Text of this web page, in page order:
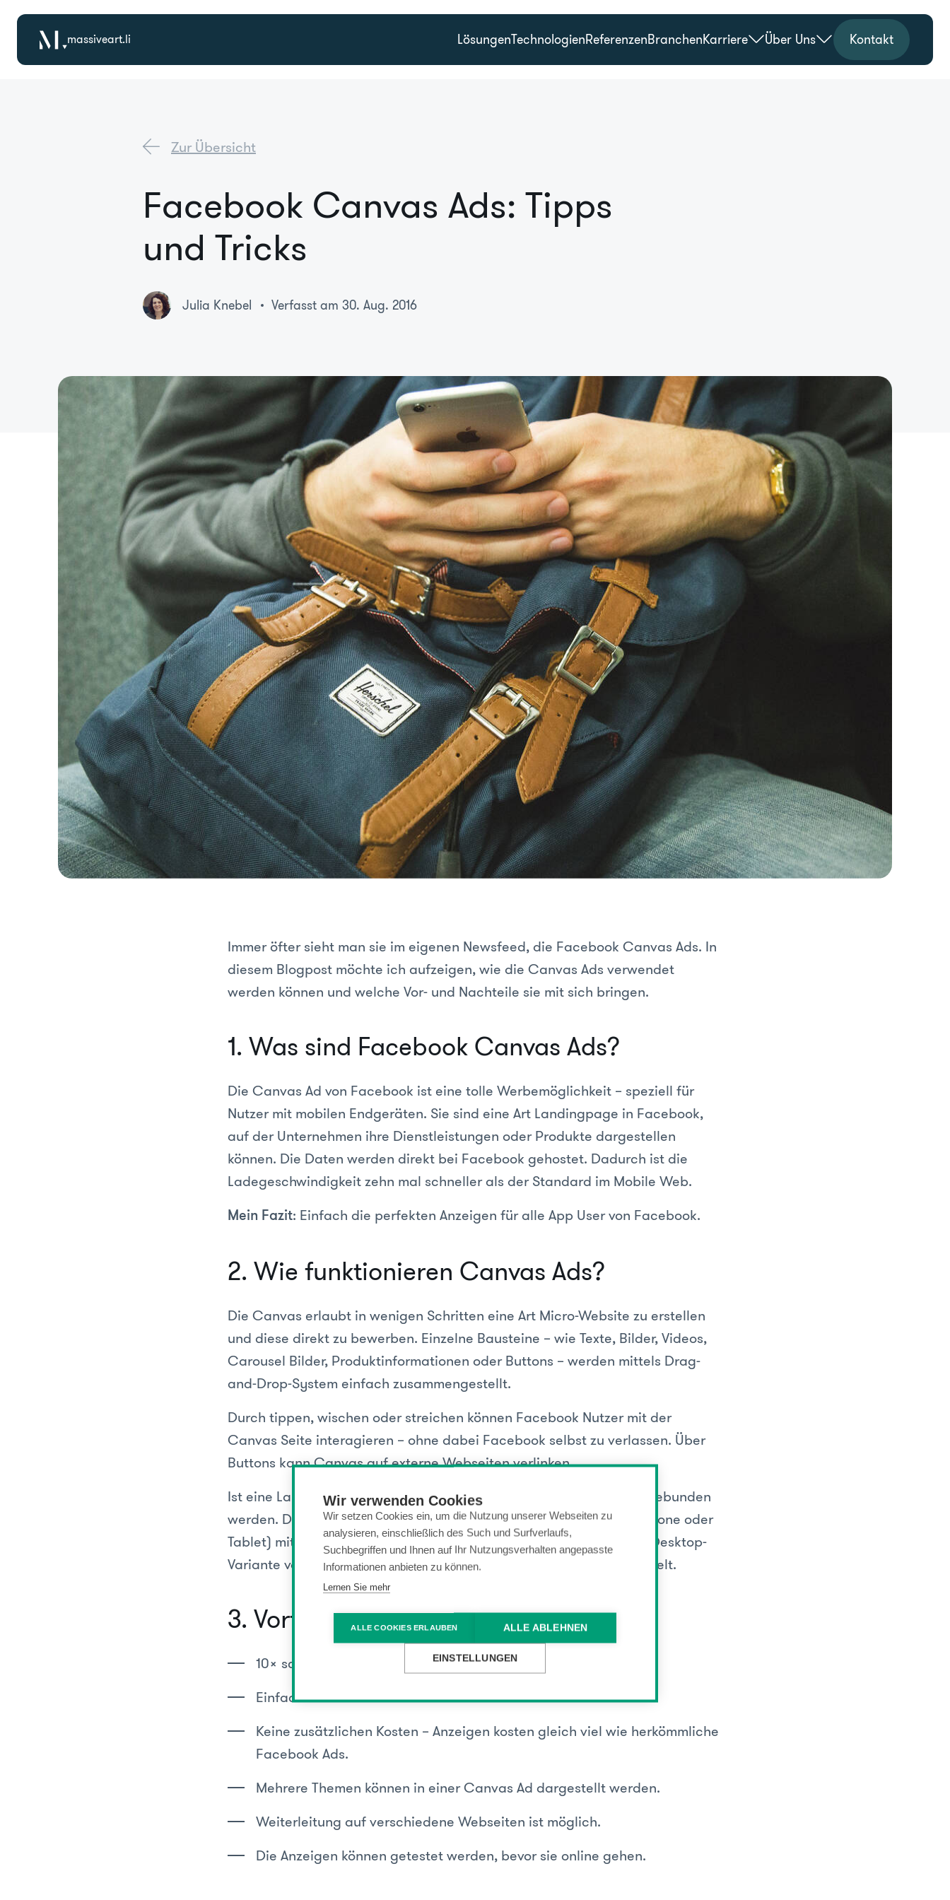
Wir verwenden Cookies
Wir setzen Cookies ein, um die Nutzung unserer Webseiten zu
analysieren, einschließlich des Such und Surfverlaufs,
Suchbegriffen und Ihnen auf Ihr Nutzungsverhalten angepasste
Informationen anbieten zu können.
Lernen Sie mehr
ALLE COOKIES ERLAUBEN ALLE ABLEHNEN
EINSTELLUNGEN
massiveart.li LösungenTechnologienReferenzenBranchenKarriere Über Uns Kontakt
Zur Übersicht
Facebook Canvas Ads: Tipps
und Tricks
Julia Knebel Verfasst am 30. Aug. 2016
Immer öfter sieht man sie im eigenen Newsfeed, die Facebook Canvas Ads. In
diesem Blogpost möchte ich aufzeigen, wie die Canvas Ads verwendet
werden können und welche Vor- und Nachteile sie mit sich bringen.
1. Was sind Facebook Canvas Ads?
Die Canvas Ad von Facebook ist eine tolle Werbemöglichkeit – speziell für
Nutzer mit mobilen Endgeräten. Sie sind eine Art Landingpage in Facebook,
auf der Unternehmen ihre Dienstleistungen oder Produkte dargestellen
können. Die Daten werden direkt bei Facebook gehostet. Dadurch ist die
Ladegeschwindigkeit zehn mal schneller als der Standard im Mobile Web.
Mein Fazit: Einfach die perfekten Anzeigen für alle App User von Facebook.
2. Wie funktionieren Canvas Ads?
Die Canvas erlaubt in wenigen Schritten eine Art Micro-Website zu erstellen
und diese direkt zu bewerben. Einzelne Bausteine – wie Texte, Bilder, Videos,
Carousel Bilder, Produktinformationen oder Buttons – werden mittels Drag-
and-Drop-System einfach zusammengestellt.
Durch tippen, wischen oder streichen können Facebook Nutzer mit der
Canvas Seite interagieren – ohne dabei Facebook selbst zu verlassen. Über
Buttons kann Canvas auf externe Webseiten verlinken.
Ist eine Landingpage erstellt, kann diese in eine Werbeanzeige eingebunden
werden. Die Anzeigen werden nur auf mobilen Endgeräten (Smartphone oder
Tablet) mit iOS oder Android Betriebssystemen dargestellt. Auf der Desktop-
Variante von Facebook werden die Canvas Anzeigen nicht ausgespielt.
3. Vorteile von Canvas Ad
10x schnellere Ladezeiten für iOS- und Android-Nutzer.
Einfaches und schnelles Erstellen.
Keine zusätzlichen Kosten – Anzeigen kosten gleich viel wie herkömmliche
Facebook Ads.
Mehrere Themen können in einer Canvas Ad dargestellt werden.
Weiterleitung auf verschiedene Webseiten ist möglich.
Die Anzeigen können getestet werden, bevor sie online gehen.